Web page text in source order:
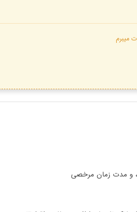
میبرم
و مدت زمان مرخصی